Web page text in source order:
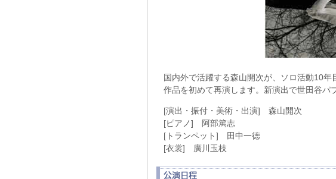
国内外で活躍する森山開次が、ソロ活動10
作品を初めて再演します。新演出で世田谷パ
[演出・振付・美術・出演] 森山開次
[ピアノ] 阿部篤志
[トランペット] 田中一徳
[衣裳] 廣川玉枝